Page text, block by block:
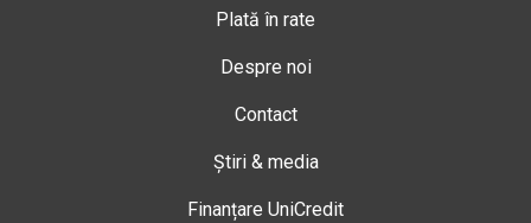
Plată în rate
Despre noi
Contact
Știri & media
Finanțare UniCredit